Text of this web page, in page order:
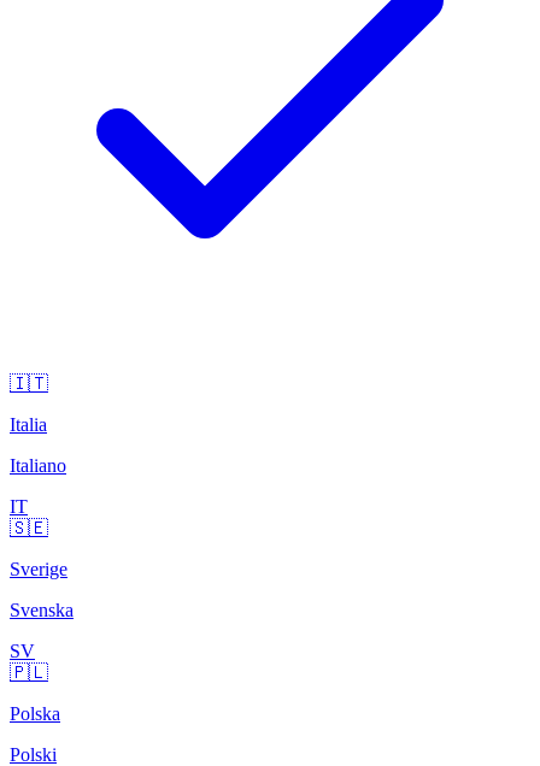
🇮🇹
Italia
Italiano
IT
🇸🇪
Sverige
Svenska
SV
🇵🇱
Polska
Polski